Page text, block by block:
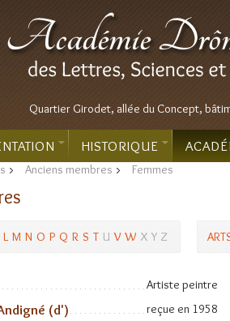
Quartier Girodet, allée du Concept,
HISTORIQUE
> Anciens membres > Femmes
L M N O P Q R S T U V W X Y Z
Artiste peintre
(d') reçue en 1958